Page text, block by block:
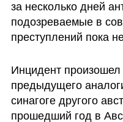
за несколько дней
подозреваемые в
преступлений пока
Инцидент произошел
предыдущего
синагоге другого
прошедший год в